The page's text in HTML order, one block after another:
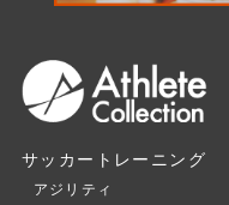
サッカートレーニング
アジリティ